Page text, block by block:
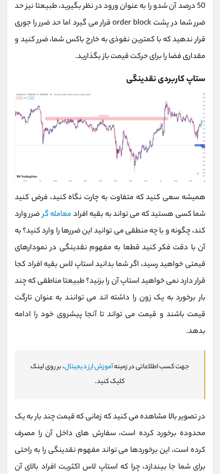
50 درصد آن شدو را به عنوان ورود در نظر بگیرید، طبیعتا نیز حد
ضرر شما در پشت order block قرار می گیرد اما حد ضرر را جوری
قرار ندهید که با کمترین نفوذی به خارج باکس شما، ضرر کنید و
مقداری فضا را برای حرکت قیمت باز بگذارید.
ستاپ کاربردی نقدینگی
همیشه سعی کنید که متفاوت به چارت نگاه کنید، فرض کنید
شما کسی هستید که می تواند به بقیه افرادمعامله گرضرر وارد
کند، چگونه و با چه منطقی می توانید این ضررها را وارد کنید؟ به
آن با دقت فکر کنید قطعا به مفهوم نقدینگی در نمودارهای
قیمتی خواهید رسید، اگر شما بدانید استاپ لاس بقیه افراد کجا
قرار دارد نمی خواهید استاپ آن را بزنید؟ طبیعتا مناطقی که چند
بار برخورد به یک زون را داشته اند می توانند به عنوان تارگت
قیمت باشند و قیمت می تواند تا آنجا پیشروی خود را ادامه
بدهد.
جهت کسب اطلاعاتی در زمینهآموزش ارز دیجیتال، بر روی لینک
کلیک کنید.
در تصویر بالا مشاهده می کنید که زمانی که قیمت چند بار به یک
محدوده برخورد کرده است، سفارش های داخل آن را مصرف
کرده است، این برخوردها می تواند مفهوم نقدینگی را به راحتی
برای شما جا بیندازد، چرا که استاپ لاس اکثریت افراد بالای آن